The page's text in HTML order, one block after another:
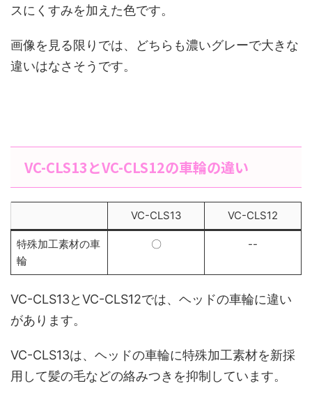
スにくすみを加えた色です。
画像を見る限りでは、どちらも濃いグレーで大きな
違いはなさそうです。
VC-CLS13とVC-CLS12の車輪の違い
VC-CLS13 VC-CLS12
特殊加工素材の車
輪
〇 --
VC-CLS13とVC-CLS12では、ヘッドの車輪に違い
があります。
VC-CLS13は、ヘッドの車輪に特殊加工素材を新採
用して髪の毛などの絡みつきを抑制しています。